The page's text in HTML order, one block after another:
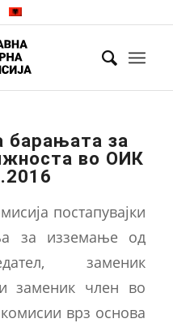
барањата за
во ОИК
постапувајки
за изземање од
заменик
заменик член во
врз основа